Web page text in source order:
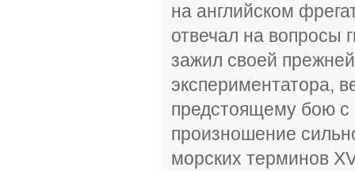
на английском
отвечал на вопросы
зажил своей
экспериментатора,
предстоящему бою с
произношение
морских терминов